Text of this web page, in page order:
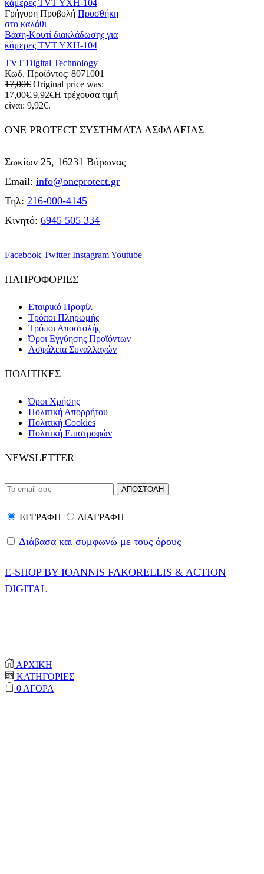
Γρήγορη Προβολή Προσθήκη
στο καλάθι
Bάση-Kουτί διακλάδωσης για
κάμερες TVT YXH-104
TVT Digital Technology
Κωδ. Προϊόντος: 8071001
17,00€ Original price was:
17,00€.9,92€Η τρέχουσα τιμή
είναι: 9,92€.
ONE PROTECT ΣΥΣΤΗΜΑΤΑ ΑΣΦΑΛΕΙΑΣ
Σωκίων 25, 16231 Βύρωνας
Email: info@oneprotect.gr
Τηλ: 216-000-4145
Κινητό: 6945 505 334
Facebook Twitter InstagramYoutube
ΠΛΗΡΟΦΟΡΙΕΣ
Εταιρικό Προφίλ
Τρόποι Πληρωμής
Τρόποι Αποστολής
Όροι Εγγύησης Προϊόντων
Ασφάλεια Συναλλαγών
ΠΟΛΙΤΙΚΕΣ
Όροι Χρήσης
Πολιτική Απορρήτου
Πολιτική Cookies
Πολιτική Επιστροφών
NEWSLETTER
ΕΓΓΡΑΦΗ ΔΙΑΓΡΑΦΗ
Διάβασα και συμφωνώ με τους όρους
E-SHOP BY IOANNIS FAKORELLIS & ACTION
DIGITAL
ΑΡΧΙΚΗ
ΚΑΤΗΓΟΡΙΕΣ
0 ΑΓΟΡΑ